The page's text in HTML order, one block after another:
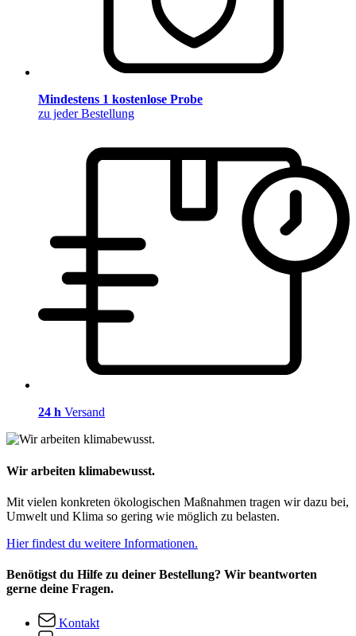
Mindestens 1 kostenlose Probe
zu jeder Bestellung
24 h Versand
Wir arbeiten klimabewusst.
Mit vielen konkreten ökologischen Maßnahmen tragen wir dazu bei,
Umwelt und Klima so gering wie möglich zu belasten.
Hier findest du weitere Informationen.
Benötigst du Hilfe zu deiner Bestellung? Wir beantworten
gerne deine Fragen.
Kontakt